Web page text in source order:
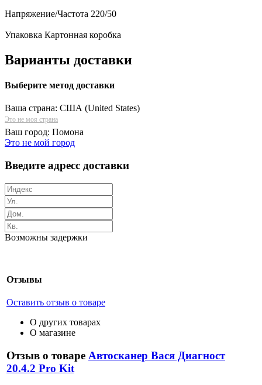
Напряжение/Частота 220/50
Упаковка Картонная коробка
Варианты доставки
Выберите метод доставки
Ваша страна: США (United States)
Это не моя страна
Ваш город: Помона
Это не мой город
Введите адресс доставки
Возможны задержки
Отзывы
Оставить отзыв о товаре
О других товарах
О магазине
Отзыв о товаре Автосканер Вася Диагност
20.4.2 Pro Kit